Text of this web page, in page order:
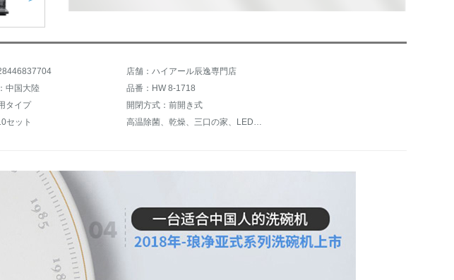
店舗：ハイアール辰逸専門店
中国大陸
品番：HW 8-1718
タイプ
開閉方式：前開き式
セット 高温除菌、乾燥、三口の家、LED表示、大容量、超高速洗浄、果物と野菜の海鮮